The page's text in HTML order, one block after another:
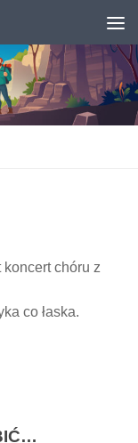
chóru z
co łaska.